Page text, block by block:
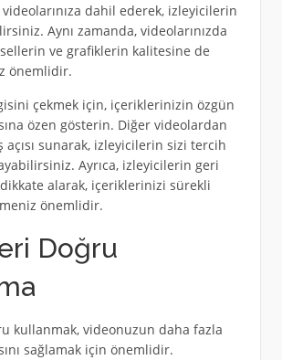
dahil ederek, izleyicilerin
Aynı zamanda, videolarınızda
ve grafiklerin kalitesine de
önemlidir.
çekmek için, içeriklerinizin özgün
özen gösterin. Diğer videolardan
açısı sunarak, izleyicilerin sizi tercih
Ayrıca, izleyicilerin geri
alarak, içeriklerinizi sürekli
önemlidir.
Doğru
kullanmak, videonuzun daha fazla
sağlamak için önemlidir.